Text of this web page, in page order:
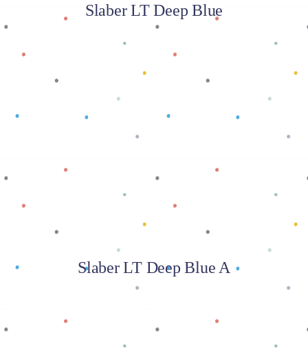
Slaber LT Deep Blue
Baca selengkapnya
Slaber LT Deep Blue A